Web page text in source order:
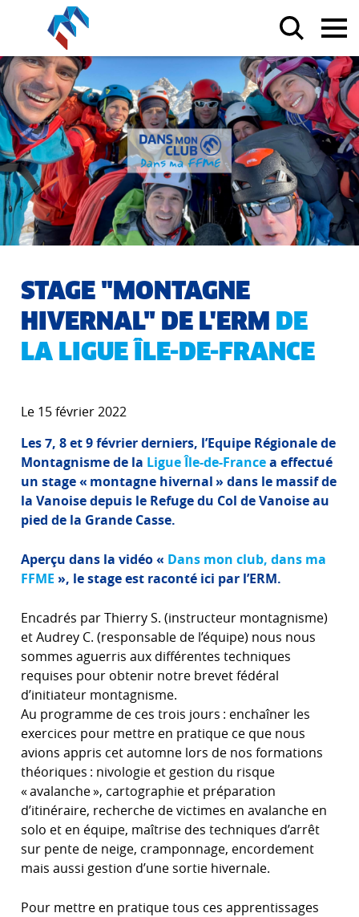
STAGE "MONTAGNE
HIVERNAL" DE L'ERM
DE
LA LIGUE ÎLE-DE-FRANCE
Le 15 février 2022
Les 7, 8 et 9 février derniers, l’Equipe Régionale de
Montagnisme de la Ligue Île-de-Francea effectué
un stage « montagne hivernal » dans le massif de
la Vanoise depuis le Refuge du Col de Vanoise au
pied de la Grande Casse.
Aperçu dans la vidéo « Dans mon club, dans ma
FFME », le stage est raconté ici par l’ERM.
Encadrés par Thierry S. (instructeur montagnisme)
et Audrey C. (responsable de l’équipe) nous nous
sommes aguerris aux différentes techniques
requises pour obtenir notre brevet fédéral
d’initiateur montagnisme.
Au programme de ces trois jours : enchaîner les
exercices pour mettre en pratique ce que nous
avions appris cet automne lors de nos formations
théoriques : nivologie et gestion du risque
« avalanche », cartographie et préparation
d’itinéraire, recherche de victimes en avalanche en
solo et en équipe, maîtrise des techniques d’arrêt
sur pente de neige, cramponnage, encordement
mais aussi gestion d’une sortie hivernale.
Pour mettre en pratique tous ces apprentissages